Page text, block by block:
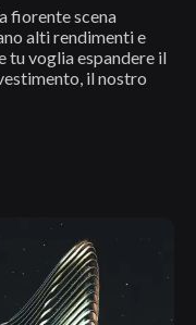
fiorente scena
alti rendimenti e
tu voglia espandere il
il nostro